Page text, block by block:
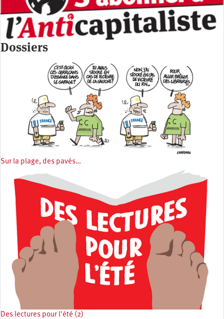
Dossiers
Sur la plage, des pavés…
Des lectures pour l'été (2)